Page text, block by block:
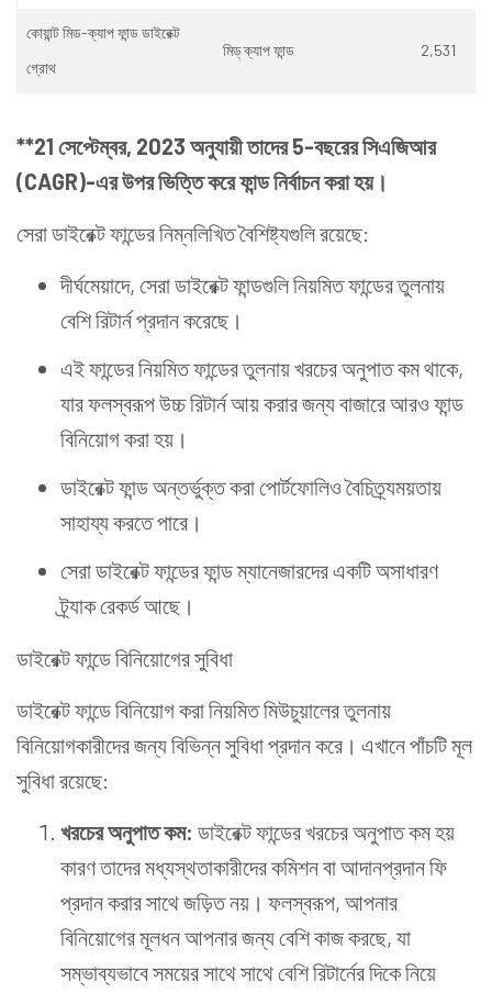
কোয়ান্ট মিড-ক্যাপ ফান্ড ডাইরেক্ট
গ্রোথ
মিড্ ক্যাপ ফান্ড 2,531
**21 সেপ্টেম্বর, 2023 অনুযায়ী তাদের 5-বছরের সিএজিআর
(CAGR)-এর উপর ভিত্তি করে ফান্ড নির্বাচন করা হয়।
সেরা ডাইরেক্ট ফান্ডের নিম্নলিখিত বৈশিষ্ট্যগুলি রয়েছে:
দীর্ঘমেয়াদে, সেরা ডাইরেক্ট ফান্ডগুলি নিয়মিত ফান্ডের তুলনায়
বেশি রিটার্ন প্রদান করেছে।
এই ফান্ডের নিয়মিত ফান্ডের তুলনায় খরচের অনুপাত কম থাকে,
যার ফলস্বরূপ উচ্চ রিটার্ন আয় করার জন্য বাজারে আরও ফান্ড
বিনিয়োগ করা হয়।
ডাইরেক্ট ফান্ড অন্তর্ভুক্ত করা পোর্টফোলিও বৈচিত্র্যময়তায়
সাহায্য করতে পারে।
সেরা ডাইরেক্ট ফান্ডের ফান্ড ম্যানেজারদের একটি অসাধারণ
ট্র্যাক রেকর্ড আছে।
ডাইরেক্ট ফান্ডে বিনিয়োগের সুবিধা
ডাইরেক্ট ফান্ডে বিনিয়োগ করা নিয়মিত মিউচুয়ালের তুলনায়
বিনিয়োগকারীদের জন্য বিভিন্ন সুবিধা প্রদান করে। এখানে পাঁচটি মূল
সুবিধা রয়েছে:
খরচের অনুপাত কম: ডাইরেক্ট ফান্ডের খরচের অনুপাত কম হয়
কারণ তাদের মধ্যস্থতাকারীদের কমিশন বা আদানপ্রদান ফি
প্রদান করার সাথে জড়িত নয়। ফলস্বরূপ, আপনার
বিনিয়োগের মূলধন আপনার জন্য বেশি কাজ করছে, যা
সম্ভাব্যভাবে সময়ের সাথে সাথে বেশি রিটার্নের দিকে নিয়ে